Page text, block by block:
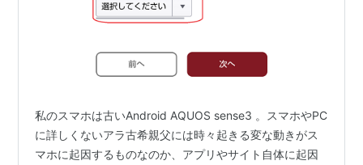
私のスマホは古いAndroid AQUOS sense3 。スマホやPC
に詳しくないアラ古希親父には時々起きる変な動きがス
マホに起因するものなのか、アプリやサイト自体に起因